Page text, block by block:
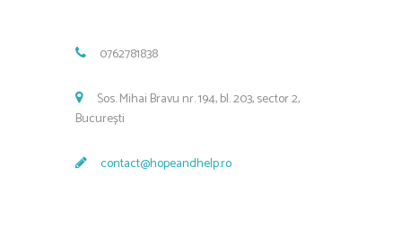
0762781838
Sos. Mihai Bravu nr. 194, bl. 203, sector 2,
București
contact@hopeandhelp.ro